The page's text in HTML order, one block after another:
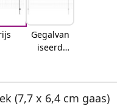
Gegalvan
iseerd
(7,7 x 6,4 cm gaas)